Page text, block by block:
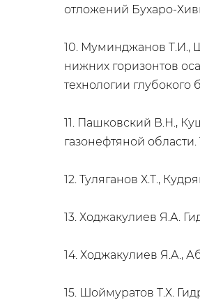
отложений Бухаро-
10. Муминджанов Т.И.,
нижних горизонтов
технологии
11. Пашковский В.Н.,
газонефтяной
12. Туляганов Х.Т.,
13. Ходжакулиев Я.А.
14. Ходжакулиев Я.А.,
15. Шоймуратов Т.Х.